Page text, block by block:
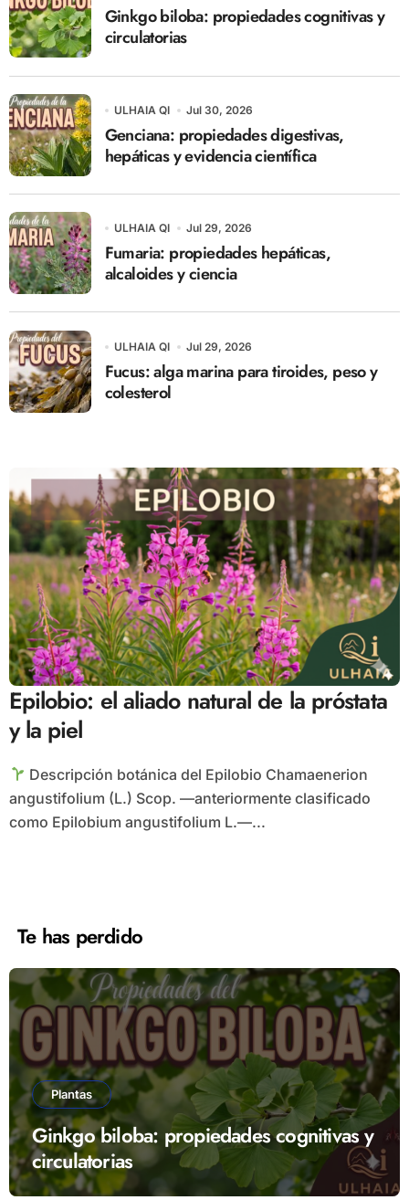
Ginkgo biloba: propiedades cognitivas y
circulatorias
ULHAIA QI Jul 30, 2026
Genciana: propiedades digestivas,
hepáticas y evidencia científica
ULHAIA QI Jul 29, 2026
Fumaria: propiedades hepáticas,
alcaloides y ciencia
ULHAIA QI Jul 29, 2026
Fucus: alga marina para tiroides, peso y
colesterol
Epilobio: el aliado natural de la próstata
y la piel
Descripción botánica del Epilobio Chamaenerion
angustifolium (L.) Scop. —anteriormente clasificado
como Epilobium angustifolium L.—...
Te has perdido
Plantas
Ginkgo biloba: propiedades cognitivas y
circulatorias